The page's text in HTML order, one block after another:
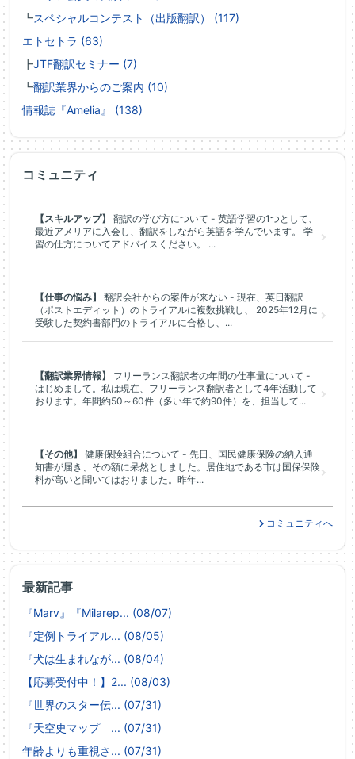
┗スペシャルコンテスト（出版翻訳） (117)
エトセトラ (63)
┣JTF翻訳セミナー (7)
┗翻訳業界からのご案内 (10)
情報誌『Amelia』 (138)
最新記事
『Marv』『Milarep... (08/07)
『定例トライアル... (08/05)
『犬は生まれなが... (08/04)
【応募受付中！】2... (08/03)
『世界のスター伝... (07/31)
『天空史マップ ... (07/31)
年齢よりも重視さ... (07/31)
コミュニティ
【スキルアップ】
翻訳の学び方について - 英語学習の1つとして、
最近アメリアに入会し、翻訳をしながら英語を学んでいます。 学
習の仕方についてアドバイスください。 ...
【仕事の悩み】
翻訳会社からの案件が来ない - 現在、英日翻訳
（ポストエディット）のトライアルに複数挑戦し、 2025年12月に
受験した契約書部門のトライアルに合格し、...
【翻訳業界情報】
フリーランス翻訳者の年間の仕事量について -
はじめまして。私は現在、フリーランス翻訳者として4年活動して
おります。年間約50～60件（多い年で約90件）を、担当して...
【その他】
健康保険組合について - 先日、国民健康保険の納入通
知書が届き、その額に呆然としました。居住地である市は国保保険
料が高いと聞いてはおりました。昨年...
コミュニティへ